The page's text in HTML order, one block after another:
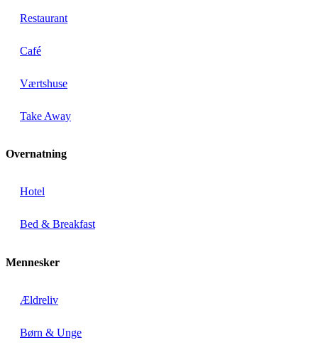
Restaurant
Café
Værtshuse
Take Away
Overnatning
Hotel
Bed & Breakfast
Mennesker
Ældreliv
Børn & Unge